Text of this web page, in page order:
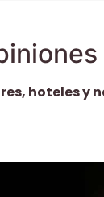
hoteles y